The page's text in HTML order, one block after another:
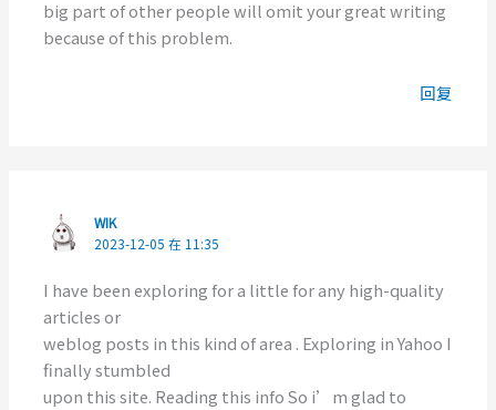
big part of other people will omit your great writing
because of this problem.
回复
WIK
2023-12-05 在 11:35
I have been exploring for a little for any high-quality
articles or
weblog posts in this kind of area . Exploring in Yahoo I
finally stumbled
upon this site. Reading this info So i’m glad to